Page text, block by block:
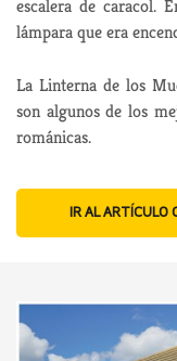
escalera de caracol.
lámpara que era
La Linterna de los
son algunos de los
románicas.
IR AL ARTÍCULO